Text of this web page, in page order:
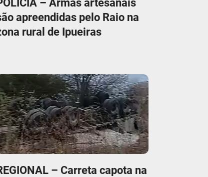
– Armas artesanais
apreendidas pelo Raio na
rural de Ipueiras
– Carreta capota na